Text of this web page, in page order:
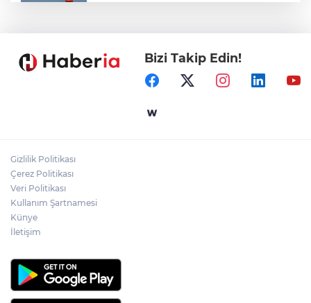
Samsun’da Alaçam'a yeni yaşam alanı
Yapay zekada onlarca uygulamanın
Bizi Takip Edin!
Gizlilik Politikası
Çerez Politikası
Veri Politikası
Kullanım Şartnamesi
Künye
İletişim